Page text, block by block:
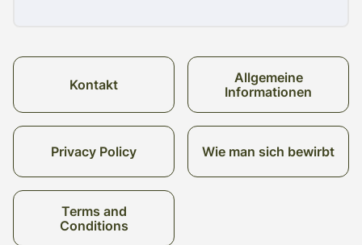
Kontakt
Allgemeine
Informationen
Privacy Policy Wie man sich bewirbt
Terms and
Conditions